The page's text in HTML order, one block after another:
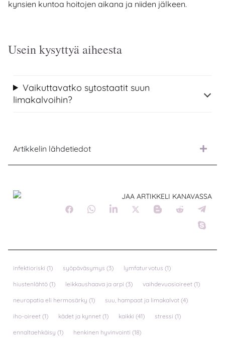
kynsien kuntoa hoitojen aikana ja niiden jälkeen.
Usein kysyttyä aiheesta
Vaikuttavatko sytostaatit suun
limakalvoihin?
Artikkelin lähdetiedot
JAA ARTIKKELI KANAVASSA
infektioriski (1) syöpäväsymys (3) lymfaturvotus (1)
hiustenlähtö (1) leikkaushaava ja arpi (3) vaihdevuosioireet (1)
neuropatia eli hermosärky (1) suu, hampaat ja limakalvot (4)
iho-oireet (1) kädet ja kynnet (1) kaikki (41) stressi (1)
ennaltaehkäisy (1) henkinen hyvinvointi (18)